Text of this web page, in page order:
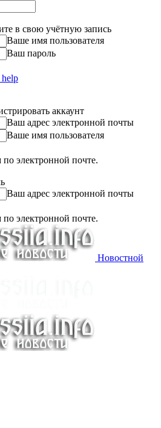
в свою учётную запись
Ваше имя пользователя
Ваш пароль
аккаунт
Ваш адрес электронной почты
Ваше имя пользователя
электронной почте.
Ваш адрес электронной почты
электронной почте.
Новостной